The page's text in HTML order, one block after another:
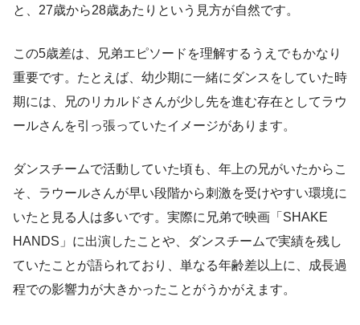
と、27歳から28歳あたりという見方が自然です。
この5歳差は、兄弟エピソードを理解するうえでもかなり
重要です。たとえば、幼少期に一緒にダンスをしていた時
期には、兄のリカルドさんが少し先を進む存在としてラウ
ールさんを引っ張っていたイメージがあります。
ダンスチームで活動していた頃も、年上の兄がいたからこ
そ、ラウールさんが早い段階から刺激を受けやすい環境に
いたと見る人は多いです。実際に兄弟で映画「SHAKE
HANDS」に出演したことや、ダンスチームで実績を残し
ていたことが語られており、単なる年齢差以上に、成長過
程での影響力が大きかったことがうかがえます。